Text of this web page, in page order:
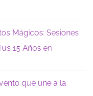
Mágicos: Sesiones
15 Años en
que une a la